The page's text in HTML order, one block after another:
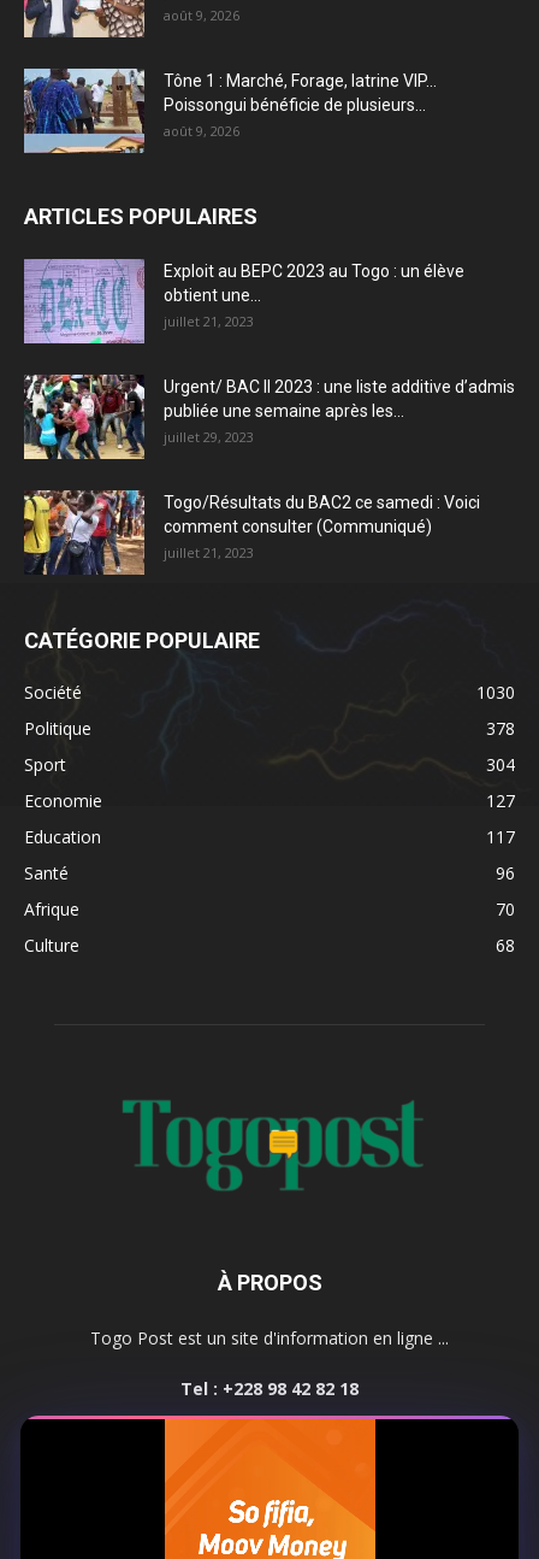
août 9, 2026
Tône 1 : Marché, Forage, latrine VIP…
Poissongui bénéficie de plusieurs...
août 9, 2026
ARTICLES POPULAIRES
Exploit au BEPC 2023 au Togo : un élève
obtient une...
juillet 21, 2023
Urgent/ BAC II 2023 : une liste additive d’admis
publiée une semaine après les...
juillet 29, 2023
Togo/Résultats du BAC2 ce samedi : Voici
comment consulter (Communiqué)
juillet 21, 2023
CATÉGORIE POPULAIRE
Société
1030
Politique
378
Sport
304
Economie
127
Education
117
Santé
96
Afrique
70
Culture
68
À PROPOS
Togo Post est un site d'information en ligne ...
Tel : +228 98 42 82 18
SUIVEZ NOUS